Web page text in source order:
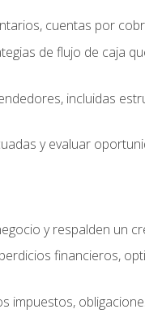
cuentas por
de flujo de caja
incluidas
y evaluar
y respalden un
financieros,